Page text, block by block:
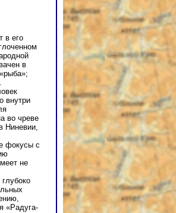
в его
в
внутри
во чреве
Ниневии,
фокycы с
не
«Радуга-